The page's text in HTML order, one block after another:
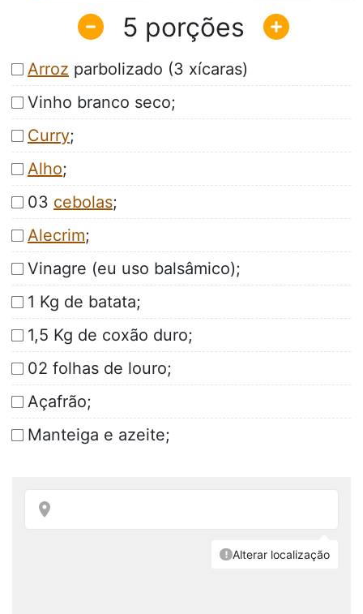
5
Arroz parbolizado (3 xícaras)
Vinho branco seco;
Curry;
Alho;
03 cebolas;
Alecrim;
Vinagre (eu uso balsâmico);
1 Kg de batata;
1,5 Kg de coxão duro;
02 folhas de louro;
Açafrão;
Manteiga e azeite;